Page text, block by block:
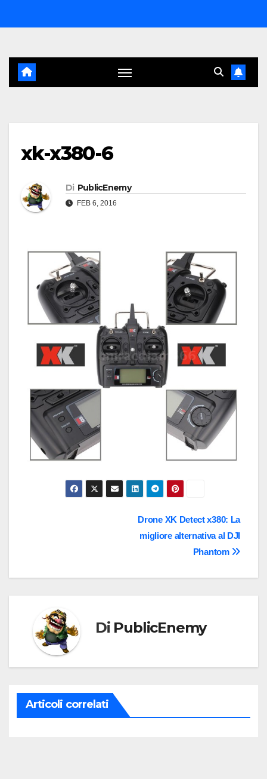
al
xk-x380-6
Di PublicEnemy
FEB 6, 2016
Drone XK Detect x380: La
migliore alternativa al DJI
Phantom
Di PublicEnemy
Articoli correlati